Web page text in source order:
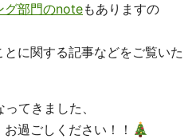
グ部門のnoteもありますの
に関する記事などをご覧いた
てきました、
過ごしください！！